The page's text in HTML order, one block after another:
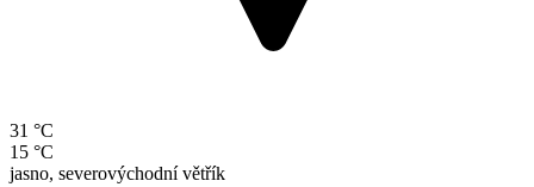
31 °C
15 °C
jasno, severovýchodní větřík